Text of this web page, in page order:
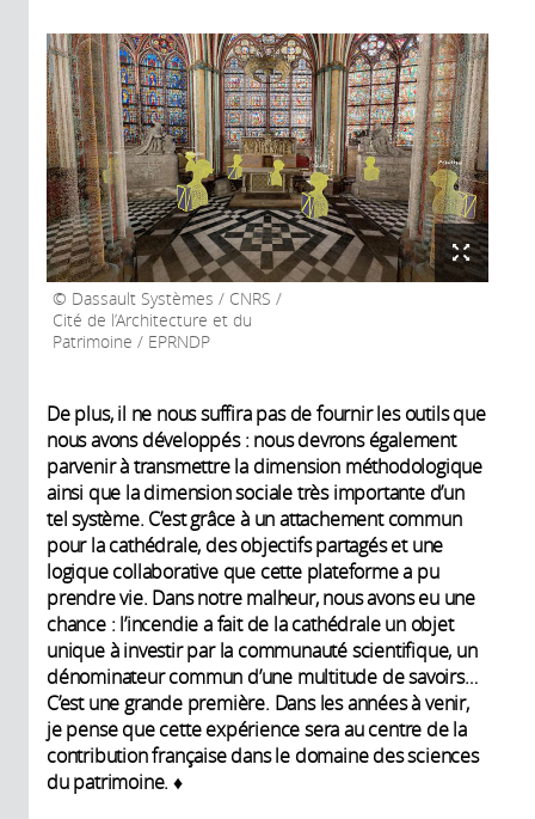
Dassault Systèmes / CNRS /
Cité de l’Architecture et du
Patrimoine / EPRNDP
De plus, il ne nous suffira pas de fournir les outils que
nous avons développés : nous devrons également
parvenir à transmettre la dimension méthodologique
ainsi que la dimension sociale très importante d’un
tel système. C’est grâce à un attachement commun
pour la cathédrale, des objectifs partagés et une
logique collaborative que cette plateforme a pu
prendre vie. Dans notre malheur, nous avons eu une
chance : l’incendie a fait de la cathédrale un objet
unique à investir par la communauté scientifique, un
dénominateur commun d’une multitude de savoirs…
C’est une grande première. Dans les années à venir,
je pense que cette expérience sera au centre de la
contribution française dans le domaine des sciences
du patrimoine. ♦